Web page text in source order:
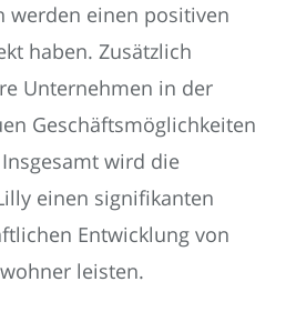
werden einen positiven
haben. Zusätzlich
Unternehmen in der
Geschäftsmöglichkeiten
wird die
einen signifikanten
Entwicklung von
leisten.